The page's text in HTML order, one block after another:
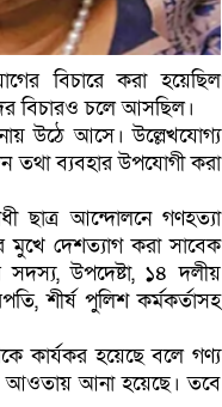
বিচারে করা হয়েছিল
বিচারও চলে আসছিল।
উঠে আসে। উল্লেখযোগ্য
তথা ব্যবহার উপযোগী করা
ছাত্র আন্দোলনে গণহত্যা
মুখে দেশত্যাগ করা সাবেক
সদস্য, উপদেষ্টা, ১৪ দলীয়
শীর্ষ পুলিশ কর্মকর্তাসহ
কার্যকর হয়েছে বলে গণ্য
আওতায় আনা হয়েছে। তবে